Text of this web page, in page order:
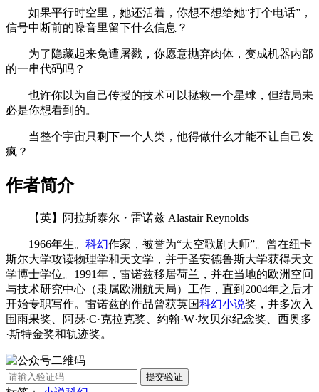
如果平行时空里，她还活着，你想不想给她“打个电话”，
信号中断前的噪音里留下什么信息？
为了隐藏起来免遭屠戮，你愿意抛弃肉体，变成机器内部
的一串代码吗？
也许你以为自己传授的技术可以拯救一个星球，但结局未
必是你想看到的。
当整个宇宙只剩下一个人类，他得做什么才能不让自己发
疯？
作者简介
【英】阿拉斯泰尔・雷诺兹 Alastair Reynolds
1966年生。 科幻作家，被誉为“太空歌剧大师”。曾在纽卡
斯尔大学攻读物理学和天文学，并于圣安德鲁斯大学获得天文
学博士学位。1991年，雷诺兹移居荷兰，并在当地的欧洲空间
与技术研究中心（隶属欧洲航天局）工作，直到2004年之后才
开始专职写作。雷诺兹的作品曾获英国科幻小说奖，并多次入
围雨果奖、阿瑟·C·克拉克奖、约翰·W·坎贝尔纪念奖、西奥多
·斯特金奖和轨迹奖。
提交验证